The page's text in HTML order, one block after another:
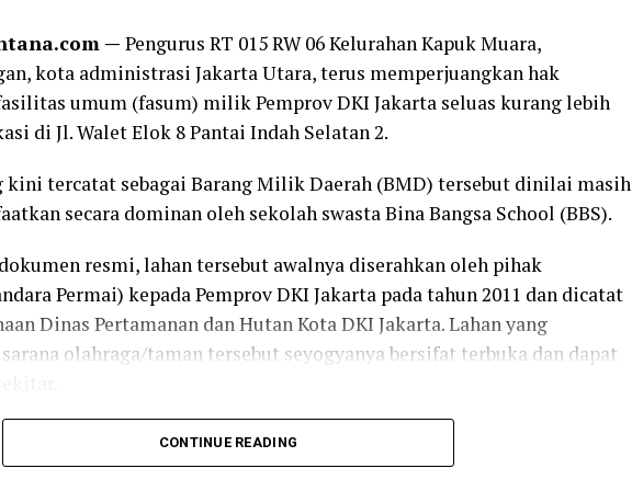
hukum tetap. Dengan demikian hak-hak klien kami tetap
di Pengadilan Negeri Jakarta Barat, penggugat meminta
kios dalam keadaan kosong dan siap pakai.
sehingga total tuntutan mencapai Rp1,838 miliar.
tergugat dihukum membayar ganti rugi secara tanggung renteng,
Rp10 juta per hari apabila lalai menjalankan putusan pengadilan, serta
— Pengurus RT 015 RW 06 Kelurahan Kapuk Muara,
kota administrasi Jakarta Utara, terus memperjuangkan hak
umum (fasum) milik Pemprov DKI Jakarta seluas kurang lebih
di Jl. Walet Elok 8 Pantai Indah Selatan 2.
kini tercatat sebagai Barang Milik Daerah (BMD) tersebut dinilai masih
secara dominan oleh sekolah swasta Bina Bangsa School (BBS).
resmi, lahan tersebut awalnya diserahkan oleh pihak
Permai) kepada Pemprov DKI Jakarta pada tahun 2011 dan dicatat
Dinas Pertamanan dan Hutan Kota DKI Jakarta. Lahan yang
olahraga/taman tersebut seyogyanya bersifat terbuka dan dapat
sejak beberapa tahun lalu hingga saat ini, pengurus warga
basket di atas lahan fasum tersebut masih dikuasai serta digunakan
CONTINUE READING